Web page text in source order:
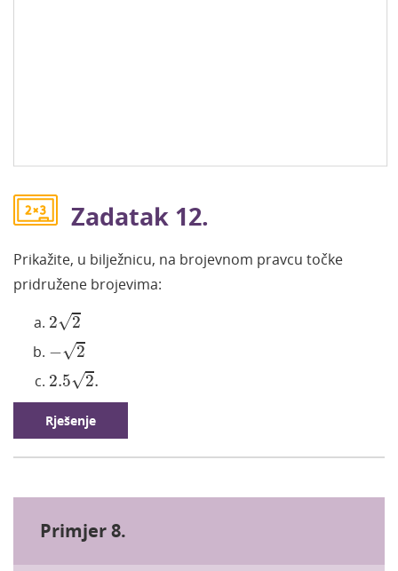
Zadatak 12.
Prikažite, u bilježnicu, na brojevnom pravcu točke
pridružene brojevima:
2√2
2
−√2
2.5√2.
2.5 .
Rješenje
Primjer 8.